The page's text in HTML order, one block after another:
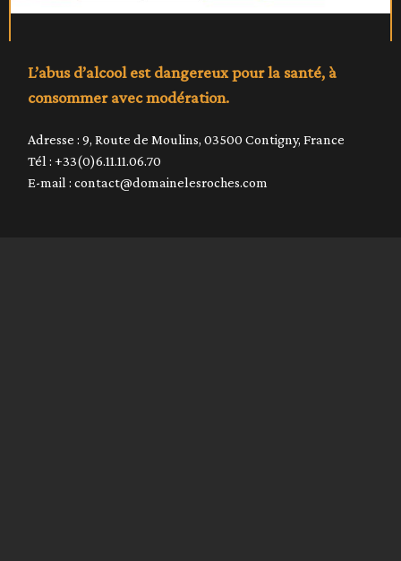
L’abus d’alcool est dangereux pour la santé, à
consommer avec modération.
Adresse : 9, Route de Moulins, 03500 Contigny, France
Tél : +33(0)6.11.11.06.70
E-mail :contact@domainelesroches.com